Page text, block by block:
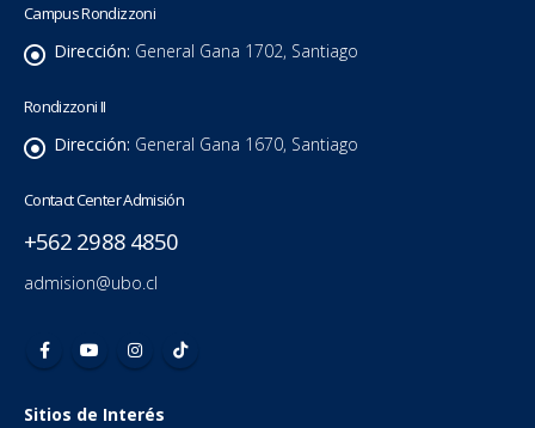
Campus Rondizzoni
Dirección: General Gana 1702, Santiago
Rondizzoni II
Dirección: General Gana 1670, Santiago
Contact Center Admisión
+562 2988 4850
admision@ubo.cl
Sitios de Interés